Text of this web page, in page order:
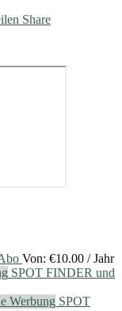
Share
Von: €10.00 / Jahr
SPOT FINDER und
SPOT